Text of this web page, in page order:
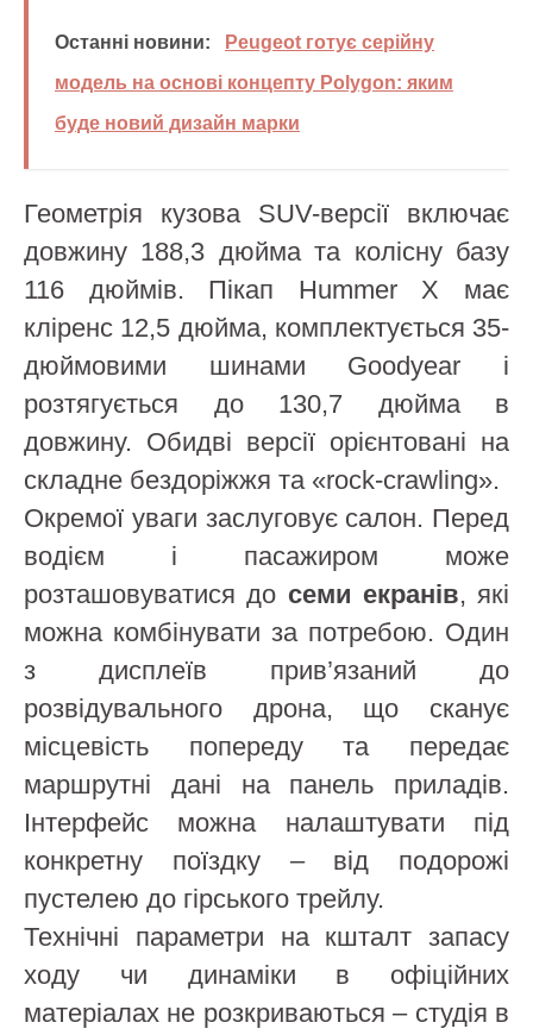
Останні новини:
Peugeot готує серійну
модель на основі концепту Polygon: яким
буде новий дизайн марки
Геометрія кузова SUV-версії включає
довжину 188,3 дюйма та колісну базу
116 дюймів. Пікап Hummer X має
кліренс 12,5 дюйма, комплектується 35-
дюймовими шинами Goodyear і
розтягується до 130,7 дюйма в
довжину. Обидві версії орієнтовані на
складне бездоріжжя та «rock-crawling».
Окремої уваги заслуговує салон. Перед
водієм і пасажиром може
розташовуватися до семи екранів, які
можна комбінувати за потребою. Один
з дисплеїв прив’язаний до
розвідувального дрона, що сканує
місцевість попереду та передає
маршрутні дані на панель приладів.
Інтерфейс можна налаштувати під
конкретну поїздку – від подорожі
пустелею до гірського трейлу.
Технічні параметри на кшталт запасу
ходу чи динаміки в офіційних
матеріалах не розкриваються – студія в